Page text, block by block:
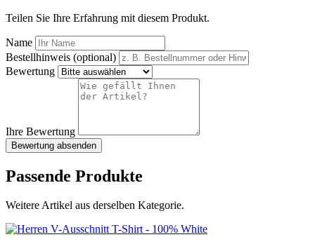
Teilen Sie Ihre Erfahrung mit diesem Produkt.
Name
Bestellhinweis (optional)
Bewertung
Ihre Bewertung
Bewertung absenden
Passende Produkte
Weitere Artikel aus derselben Kategorie.